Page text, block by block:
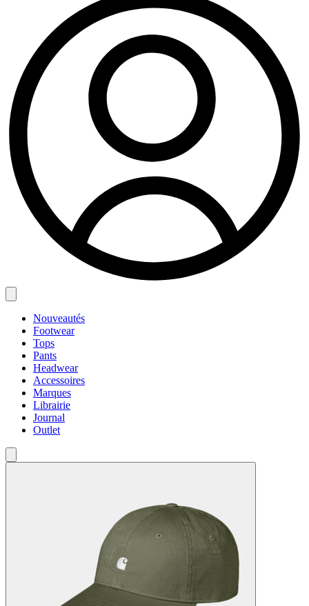
Nouveautés
Footwear
Tops
Pants
Headwear
Accessoires
Marques
Librairie
Journal
Outlet